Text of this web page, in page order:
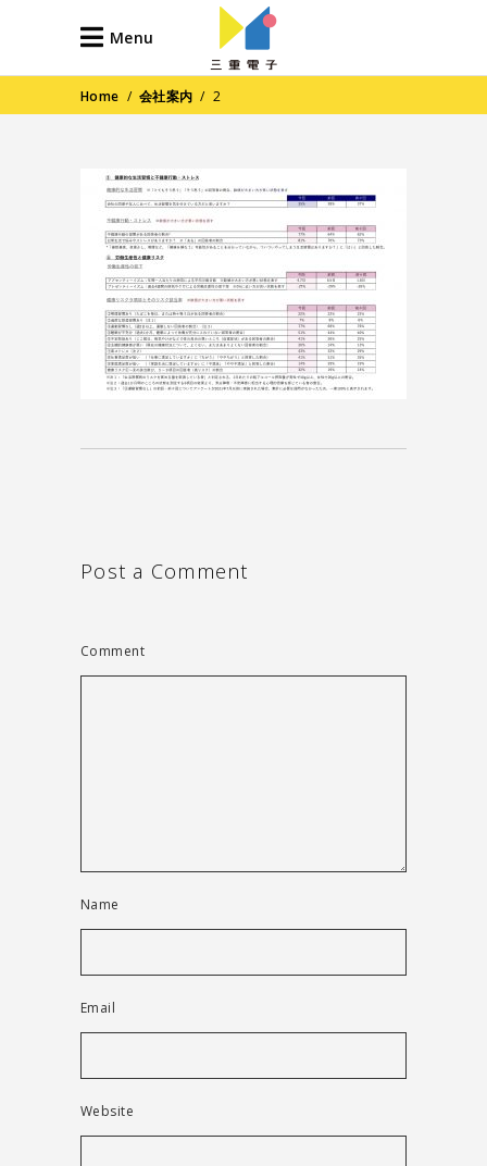
Menu
Home / 会社案内 / 2
Post a Comment
Comment
Name
Email
Website